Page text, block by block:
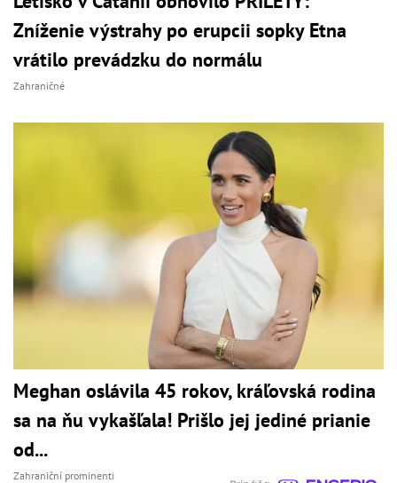
Zníženie výstrahy po erupcii sopky Etna
vrátilo prevádzku do normálu
Zahraničné
Meghan oslávila 45 rokov, kráľovská rodina
sa na ňu vykašľala! Prišlo jej jediné prianie
od...
Zahraniční prominenti